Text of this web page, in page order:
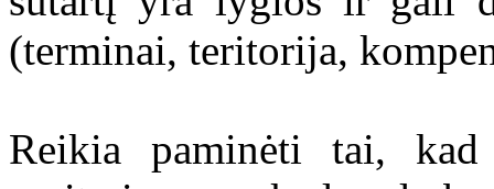
(terminai, teritorija,
Reikia paminėti tai, kad